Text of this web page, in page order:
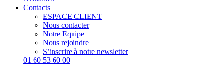
Contacts
ESPACE CLIENT
Nous contacter
Notre Equipe
Nous rejoindre
S’inscrire à notre newsletter
01 60 53 60 00